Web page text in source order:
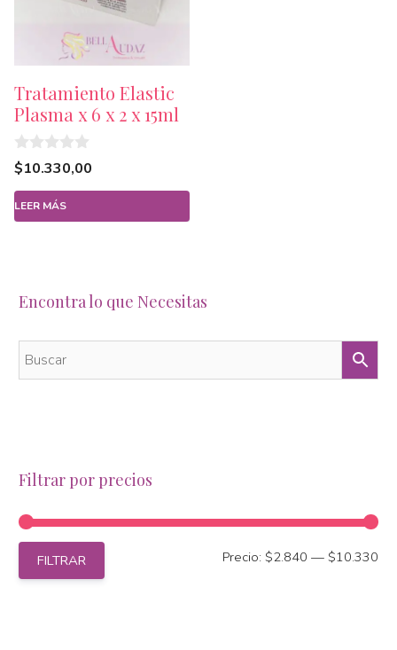
Tratamiento Elastic
Plasma x 6 x 2 x 15ml
0
d
e
5
$10.330,00
LEER MÁS
Encontra lo que Necesitas
Filtrar por precios
FILTRAR Precio: $2.840 — $10.330